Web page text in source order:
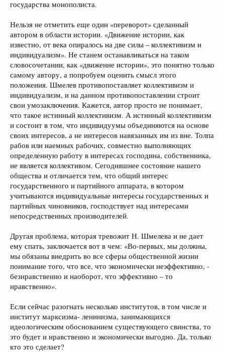
государства монополиста.
Нельзя не отметить еще один «переворот» сделанный
автором в области истории. «Движение истории, как
известно, от века опиралось на две силы – коллективизм и
индивидуализм». Не станем останавливаться на таком
словосочетании, как «движение истории», это понятно только
самому автору, а попробуем оценить смысл этого
положения. Шмелев противопоставляет коллективизм и
индивидуализм, и на данном противопоставлении строит
свои умозаключения. Кажется, автор просто не понимает,
что такое истинный коллективизм. А истинный коллективизм
и состоит в том, что индивидуумы объединяются на основе
своих интересов, а не интересов навязанных им из вне. Толпа
рабов или наемных рабочих, совместно выполняющих
определенную работу в интересах господина, собственника,
не является коллективом. Сегодняшнее состояние нашего
общества и отличается тем, что общий интерес
государственного и партийного аппарата, в котором
учитываются индивидуальные интересы государственных и
партийных чиновников, господствует над интересами
непосредственных производителей.
Другая проблема, которая тревожит Н. Шмелева и не дает
ему спать, заключается вот в чем: «Во-первых, мы должны,
мы обязаны внедрить во все сферы общественной жизни
понимание того, что все, что экономически неэффективно, -
безнравственно и наоборот, что эффективно – то
нравственно».
Если сейчас разогнать несколько институтов, в том числе и
институт марксизма- ленинизма, занимающихся
идеологическим обоснованием существующего свинства, то
это будет и нравственно и экономически выгодно. Да, только
кто это сделает?